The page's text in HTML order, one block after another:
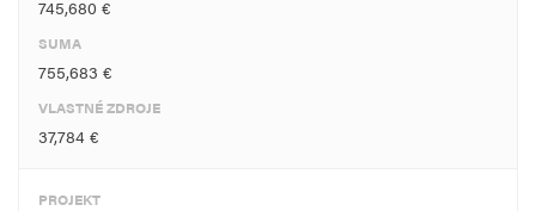
745,680 €
SUMA
755,683 €
VLASTNÉ ZDROJE
37,784 €
PROJEKT